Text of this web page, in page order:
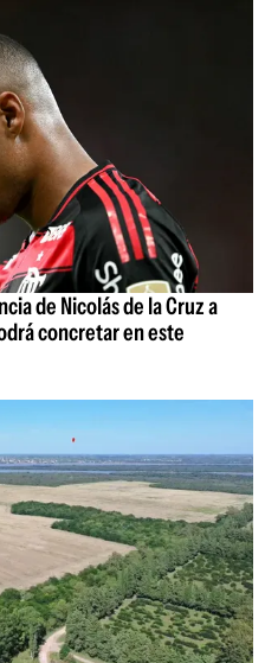
de Nicolás de la Cruz a
concretar en este